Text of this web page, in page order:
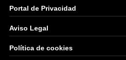
Portal de Privacidad
Aviso Legal
Política de cookies